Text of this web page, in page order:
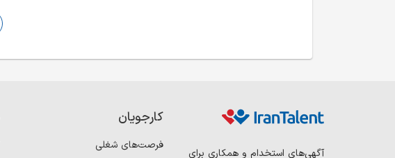
آگهی‌های استخدام و همکاری برای
کارجویان
فرصت‌های شغلی